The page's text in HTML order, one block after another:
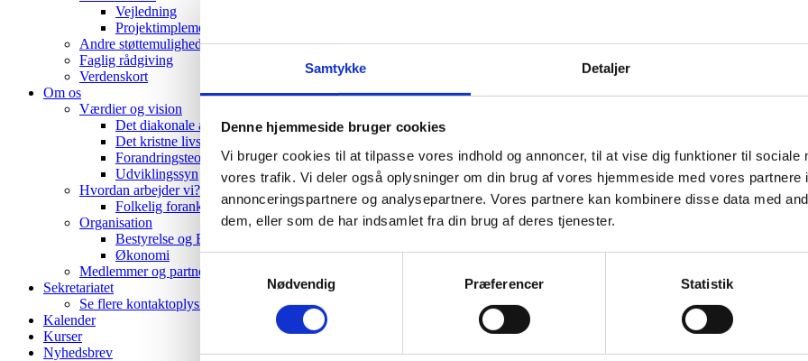
Samtykke Detaljer
Denne hjemmeside bruger cookies
Vi bruger cookies til at tilpasse vores indhold og annoncer, til at vise dig funktioner til sociale
vores trafik. Vi deler også oplysninger om din brug af vores hjemmeside med vores partnere
annonceringspartnere og analysepartnere. Vores partnere kan kombinere disse data med
dem, eller som de har indsamlet fra din brug af deres tjenester.
Nødvendig
Præferencer Statistik
Vejledning
Projektimplementering (ToRF)
Andre støttemuligheder
Faglig rådgiving
Verdenskort
Om os
Værdier og vision
Det diakonale arbejde
Det kristne livssyn
Forandringsteori
Udviklingssyn
Hvordan arbejder vi?
Folkelig forankring
Organisation
Bestyrelse og Bevillingsudvalg
Økonomi
Medlemmer og partnere
Sekretariatet
Se flere kontaktoplysninger
Kalender
Kurser
Nyhedsbrev